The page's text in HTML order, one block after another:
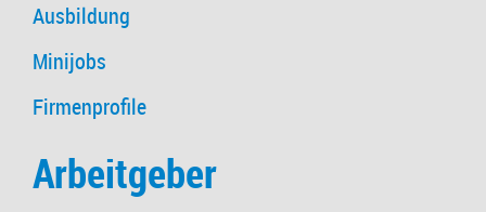
Ausbildung
Minijobs
Firmenprofile
Arbeitgeber